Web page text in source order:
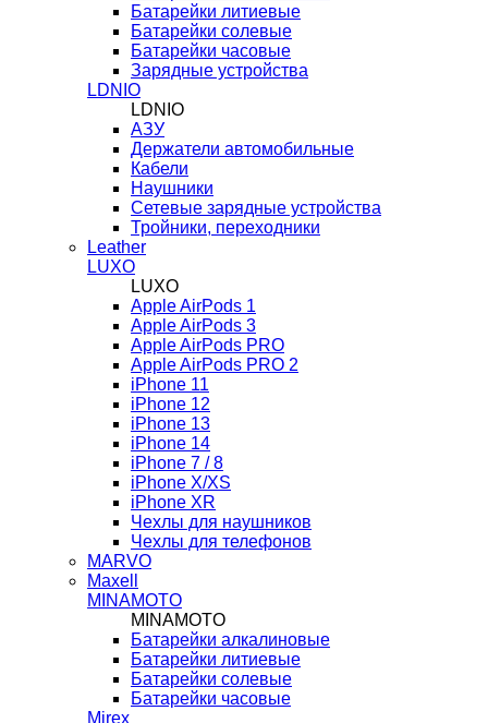
Батарейки литиевые
Батарейки солевые
Батарейки часовые
Зарядные устройства
LDNIO
LDNIO
АЗУ
Держатели автомобильные
Кабели
Наушники
Сетевые зарядные устройства
Тройники, переходники
Leather
LUXO
LUXO
Apple AirPods 1
Apple AirPods 3
Apple AirPods PRO
Apple AirPods PRO 2
iPhone 11
iPhone 12
iPhone 13
iPhone 14
iPhone 7 / 8
iPhone X/XS
iPhone XR
Чехлы для наушников
Чехлы для телефонов
MARVO
Maxell
MINAMOTO
MINAMOTO
Батарейки алкалиновые
Батарейки литиевые
Батарейки солевые
Батарейки часовые
Mirex